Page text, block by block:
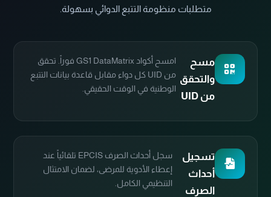
متطلبات منظومة التتبع الدوائي بسهولة.
مسح
والتحقق
من UID
امسح أكواد GS1 DataMatrix فوراً. تحقق
من UID كل دواء مقابل قاعدة بيانات التتبع
الوطنية في الوقت الحقيقي.
تسجيل
أحداث
الصرف
سجل أحداث الصرف EPCIS تلقائياً عند
إعطاء الأدوية للمرضى، لضمان الامتثال
التنظيمي الكامل.